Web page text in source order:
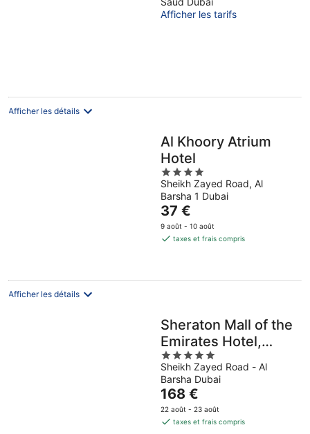
Afficher les tarifs
Afficher les détails
Al Khoory Atrium
Hotel
4
out
of
5
Sheikh Zayed Road, Al
Barsha 1 Dubai
Le
prix
est
par
37 €
9 août - 10 août
taxes et frais compris
Afficher les détails
Sheraton Mall of the
Emirates Hotel,
Dubai
5
out
of
5
Sheikh Zayed Road - Al
Barsha Dubai
Le
prix
est
168 €
22 août - 23 août
taxes et frais compris